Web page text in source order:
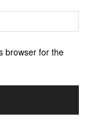
browser for the